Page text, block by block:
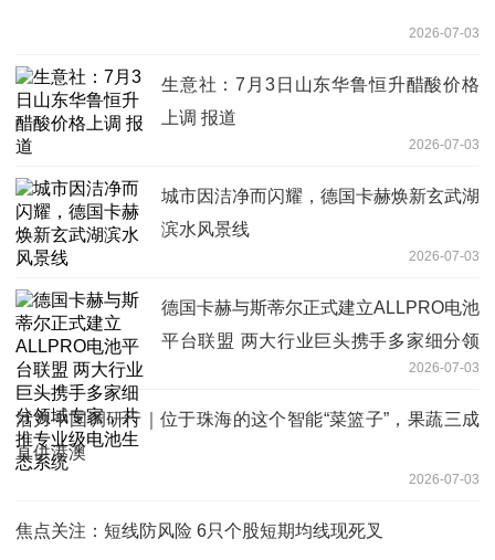
2026-07-03
生意社：7月3日山东华鲁恒升醋酸价格
上调 报道
2026-07-03
城市因洁净而闪耀，德国卡赫焕新玄武湖
滨水风景线
2026-07-03
德国卡赫与斯蒂尔正式建立ALLPRO电池
平台联盟 两大行业巨头携手多家细分领
域专家，共推专业级电池生态系统2026-07-03
活力中国调研行｜位于珠海的这个智能“菜篮子”，果蔬三成
直供港澳
2026-07-03
焦点关注：短线防风险 6只个股短期均线现死叉